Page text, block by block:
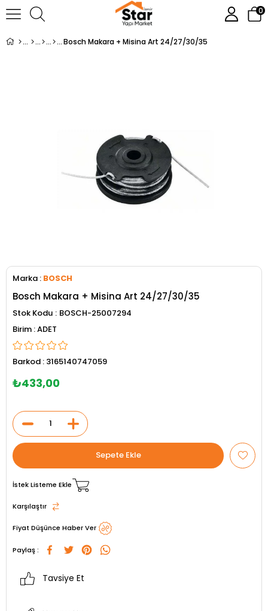
0
Bosch Makara + Misina Art 24/27/30/35
Marka : BOSCH
Bosch Makara + Misina Art 24/27/30/35
Stok Kodu
BOSCH-25007294
ADET
Barkod : 3165140747059
₺433,00
İstek Listeme Ekle
Karşılaştır
Fiyat Düşünce Haber Ver
Paylaş :
Tavsiye Et